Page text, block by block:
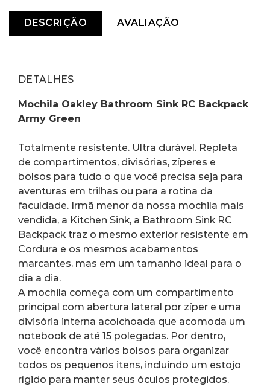
DESCRIÇÃO AVALIAÇÃO
DETALHES
Mochila Oakley Bathroom Sink RC Backpack
Army Green
Totalmente resistente. Ultra durável. Repleta
de compartimentos, divisórias, zíperes e
bolsos para tudo o que você precisa seja para
aventuras em trilhas ou para a rotina da
faculdade. Irmã menor da nossa mochila mais
vendida, a Kitchen Sink, a Bathroom Sink RC
Backpack traz o mesmo exterior resistente em
Cordura e os mesmos acabamentos
marcantes, mas em um tamanho ideal para o
dia a dia.
A mochila começa com um compartimento
principal com abertura lateral por zíper e uma
divisória interna acolchoada que acomoda um
notebook de até 15 polegadas. Por dentro,
você encontra vários bolsos para organizar
todos os pequenos itens, incluindo um estojo
rígido para manter seus óculos protegidos.